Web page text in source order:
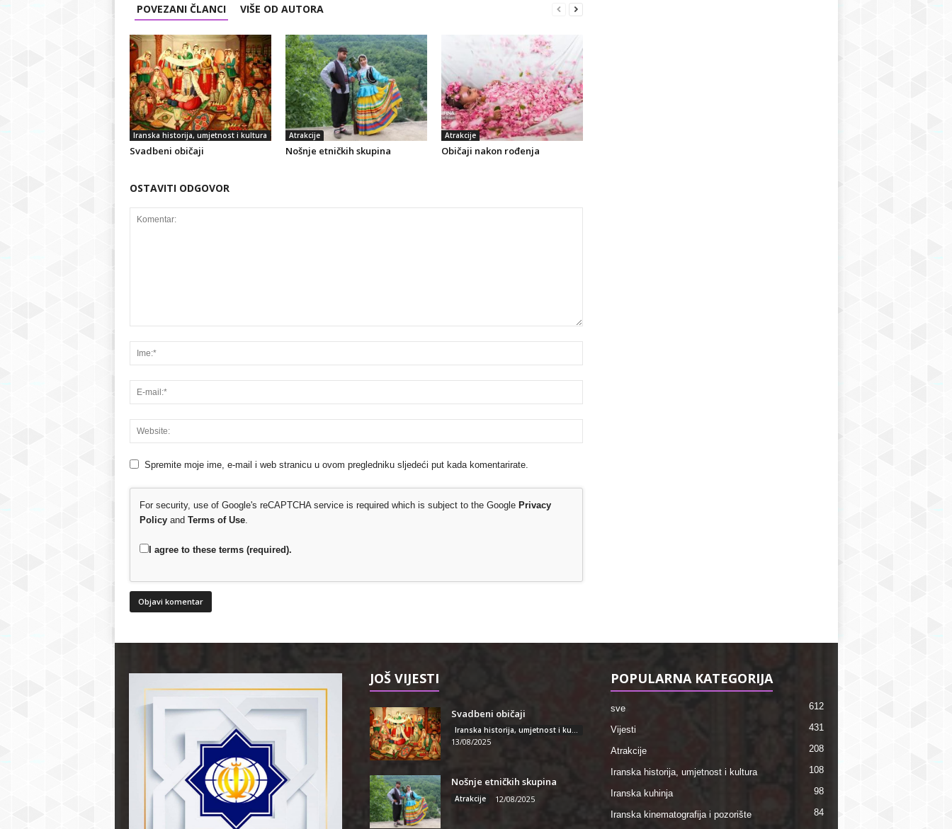
POVEZANI ČLANCI VIŠE OD AUTORA
Iranska historija, umjetnost i kultura
Svadbeni običaji
Atrakcije
Nošnje etničkih skupina
Atrakcije
Običaji nakon rođenja
OSTAVITI ODGOVOR
Spremite moje ime, e-mail i web stranicu u ovom pregledniku sljedeći put kada komentarirate.
For security, use of Google's reCAPTCHA service is required which is subject to the Google Privacy
Policyand Terms of Use.
I agree to these terms (required).
JOŠ VIJESTI
Svadbeni običaji
Iranska historija, umjetnost i kultura
13/08/2025
Nošnje etničkih skupina
Atrakcije 12/08/2025
POPULARNA KATEGORIJA
sve 612
Vijesti 431
Atrakcije 208
Iranska historija, umjetnost i kultura 108
Iranska kuhinja 98
Iranska kinematografija i pozorište
84